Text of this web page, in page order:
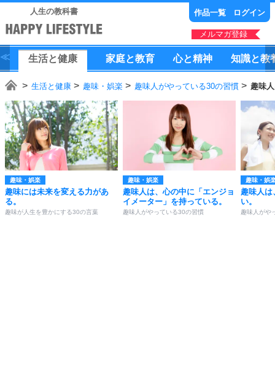
人生の教科書 作品一覧 ログイン
メルマガ登録
生活と健康 家庭と教育 心と精神 知識と教
生活と健康 趣味・娯楽 趣味人がやっている30の習慣 趣味
趣味・娯楽
趣味には未来を変える力があ
る。
趣味が人生を豊かにする30の言葉
趣味・娯楽
趣味人は、心の中に「エンジョ
イメーター」を持っている。
趣味人がやっている30の習慣
趣味・娯
趣味人は
い。
趣味人がや